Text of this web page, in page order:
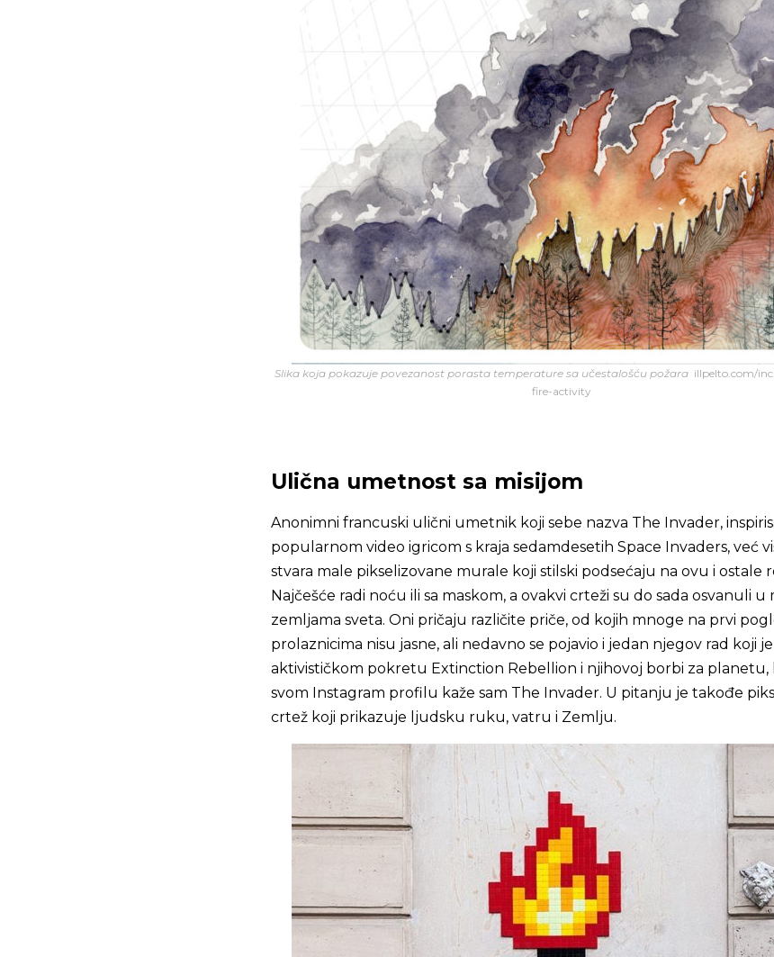
Slika koja pokazuje povezanost porasta temperature sa učestalošću požara illpelto.com/
fire-activity
Ulična umetnost sa misijom
Anonimni francuski ulični umetnik koji sebe nazva The Invader,
popularnom video igricom s kraja sedamdesetih Space Invaders, već
stvara male pikselizovane murale koji stilski podsećaju na ovu i ostale
Najčešće radi noću ili sa maskom, a ovakvi crteži su do sada osvanuli u
zemljama sveta. Oni pričaju različite priče, od kojih mnoge na prvi
prolaznicima nisu jasne, ali nedavno se pojavio i jedan njegov rad koji
aktivističkom pokretu Extinction Rebellion i njihovoj borbi za planetu,
svom Instagram profilu kaže sam The Invader. U pitanju je takođe
crtež koji prikazuje ljudsku ruku, vatru i Zemlju.